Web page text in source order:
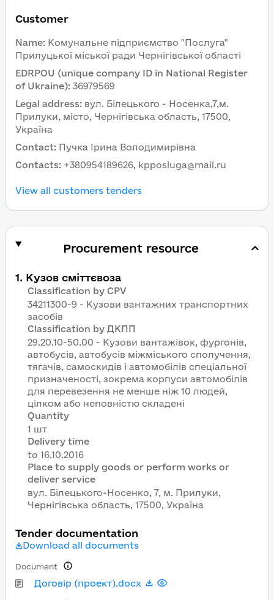
Customer
Name: Комунальне підприємство "Послуга"
Прилуцької міської ради Чернігівської області
EDRPOU (unique company ID in National Register
of Ukraine): 36979569
Legal address: вул. Білецького - Носенка,7,м.
Прилуки, місто, Чернігівська область, 17500,
Україна
Contact: Пучка Ірина Володимирівна
Contacts: +380954189626, kpposluga@mail.ru
View all customers tenders
Procurement resource
1. Кузов сміттєвоза
Classification by CPV
34211300-9 - Кузови вантажних транспортних
засобів
Classification by ДКПП
29.20.10-50.00 - Кузови вантажівок, фургонів,
автобусів, автобусів міжміського сполучення,
тягачів, самоскидів і автомобілів спеціальної
призначеності, зокрема корпуси автомобілів
для перевезення не менше ніж 10 людей,
цілком або неповністю складені
Quantity
1 шт
Delivery time
Place to supply goods or perform works or
deliver service
вул. Білецького-Носенко, 7, м. Прилуки,
Чернігівська область, 17500, Україна
Tender documentation
Download all documents
Договір (проект).docx
Document